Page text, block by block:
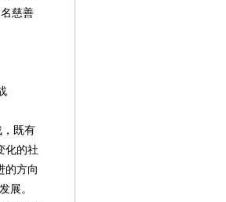
慈善
既有
化的社
的方向
展。